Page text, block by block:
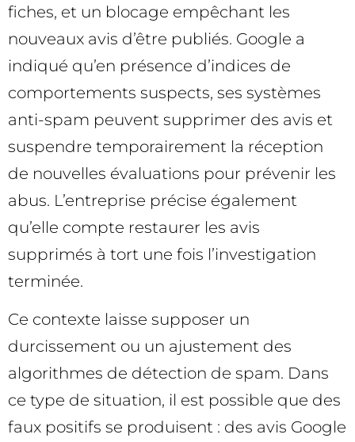
fiches, et un blocage empêchant les
nouveaux avis d’être publiés. Google a
indiqué qu’en présence d’indices de
comportements suspects, ses systèmes
anti-spam peuvent supprimer des avis et
suspendre temporairement la réception
de nouvelles évaluations pour prévenir les
abus. L’entreprise précise également
qu’elle compte restaurer les avis
supprimés à tort une fois l’investigation
terminée.
Ce contexte laisse supposer un
durcissement ou un ajustement des
algorithmes de détection de spam. Dans
ce type de situation, il est possible que des
faux positifs se produisent : des avis Google